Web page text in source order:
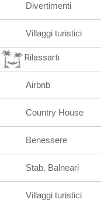
Divertimenti
Villaggi turistici
Rilassarti
Airbnb
Country House
Benessere
Stab. Balneari
Villaggi turistici